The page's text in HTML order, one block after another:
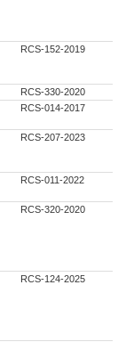
RCS-152-2019
RCS-330-2020
RCS-014-2017
RCS-207-2023
RCS-011-2022
RCS-320-2020
RCS-124-2025